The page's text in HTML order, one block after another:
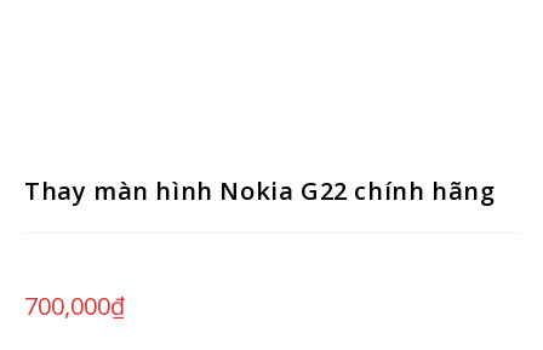
Thay màn hình Nokia G22 chính hãng
700,000₫